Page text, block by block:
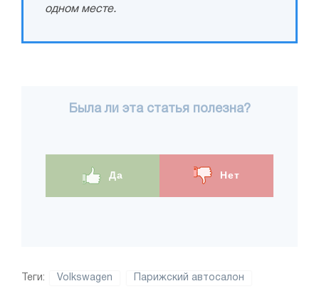
одном месте.
Была ли эта статья полезна?
Да Нет
Теги: Volkswagen Парижский автосалон